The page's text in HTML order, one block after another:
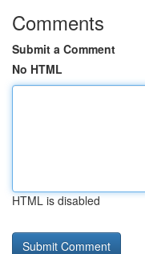
Comments
Submit a Comment
No HTML
HTML is disabled